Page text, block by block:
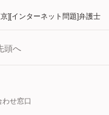
][インターネット問題]弁護士
頭へ
せ窓口